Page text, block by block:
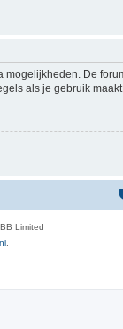
De
als je gebruik
Limited
.